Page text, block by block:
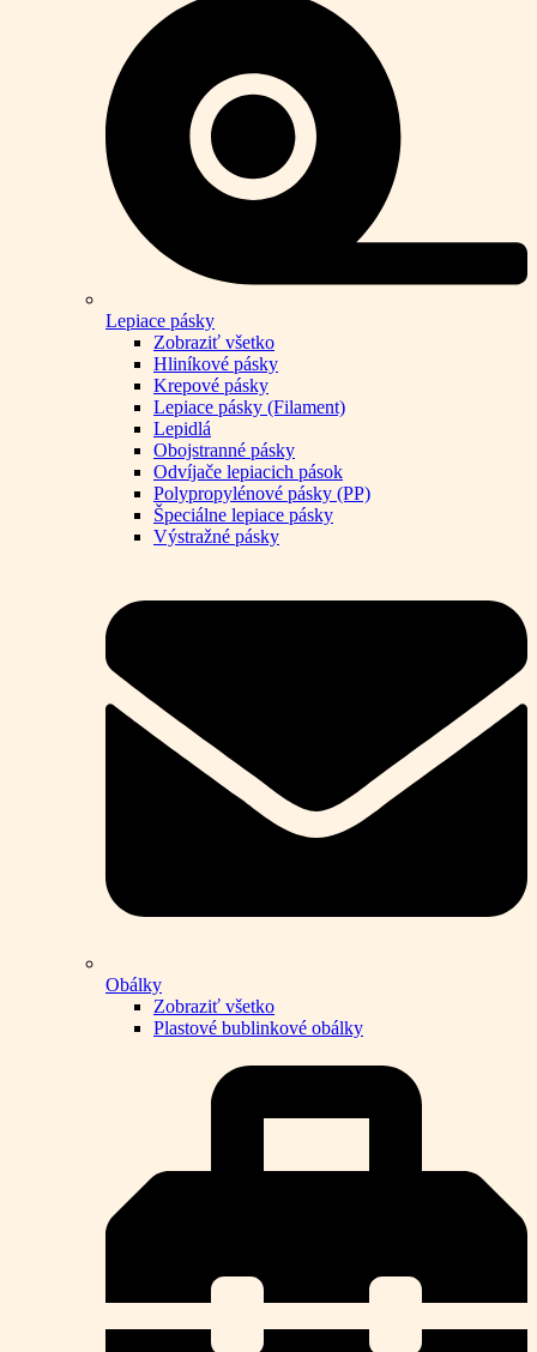
Lepiace pásky
Zobraziť všetko
Hliníkové pásky
Krepové pásky
Lepiace pásky (Filament)
Lepidlá
Obojstranné pásky
Odvíjače lepiacich pások
Polypropylénové pásky (PP)
Špeciálne lepiace pásky
Výstražné pásky
Obálky
Zobraziť všetko
Plastové bublinkové obálky